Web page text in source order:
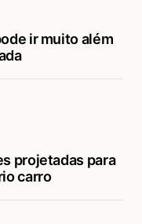
ir muito além
projetadas para
carro